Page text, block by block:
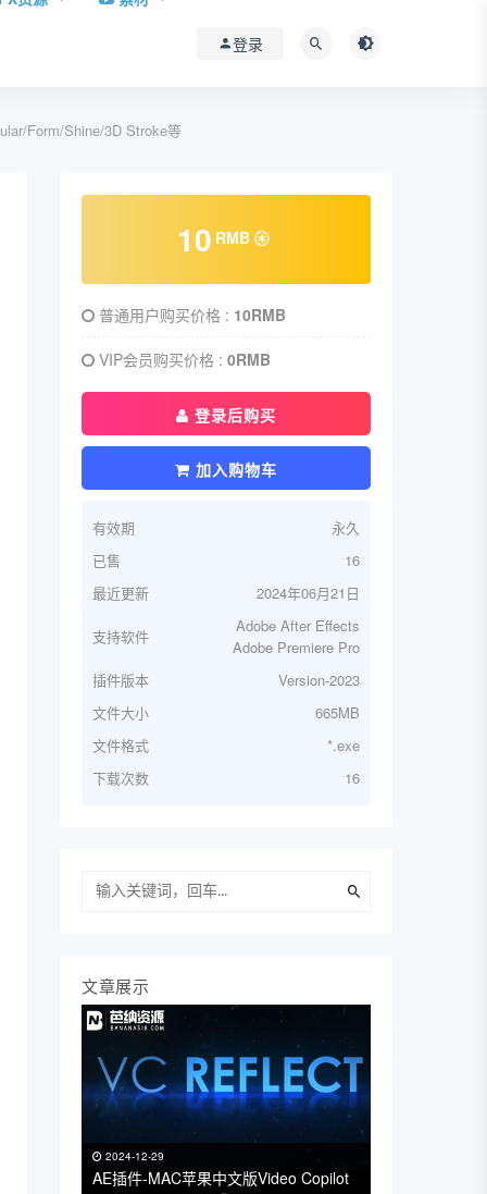
登录
Form/Shine/3D Stroke等
10 RMB
普通用户购买价格 : 10RMB
VIP会员购买价格 : 0RMB
登录后购买
加入购物车
有效期
永久
已售
16
最近更新
2024年06月21日
支持软件
Adobe After Effects
Adobe Premiere Pro
插件版本
Version-2023
文件大小
665MB
文件格式
*.exe
下载次数
16
文章展示
2024-12-29
AE插件-MAC苹果中文版Video Copilot